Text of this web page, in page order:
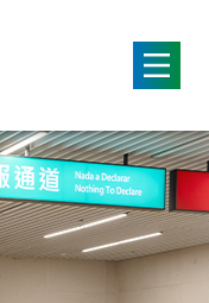
移動到内容區域